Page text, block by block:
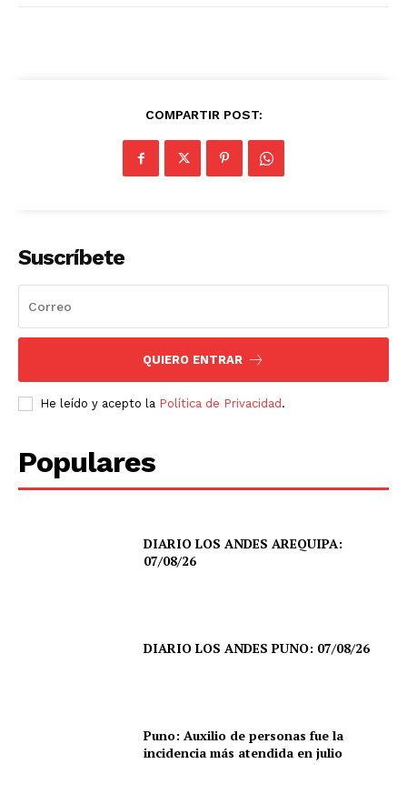
COMPARTIR POST:
Suscríbete
QUIERO ENTRAR
He leído y acepto la Política de Privacidad .
Populares
DIARIO LOS ANDES AREQUIPA:
07/08/26
DIARIO LOS ANDES PUNO: 07/08/26
Puno: Auxilio de personas fue la
incidencia más atendida en julio